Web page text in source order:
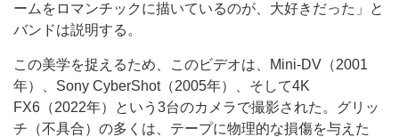
ームをロマンチックに描いているのが、大好きだった」と
バンドは説明する。
この美学を捉えるため、このビデオは、Mini-DV（2001
年）、Sony CyberShot（2005年）、そして4K
FX6（2022年）という3台のカメラで撮影された。グリッ
チ（不具合）の多くは、テープに物理的な損傷を与えた